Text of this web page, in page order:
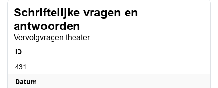
Schriftelijke vragen en
antwoorden
Vervolgvragen theater
ID
431
Datum